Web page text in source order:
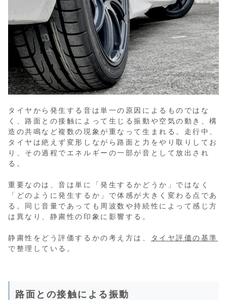
タイヤから発生する音は単一の原因によるものではな
く、路面との接触によって生じる振動や空気の動き、構
造の共鳴など複数の現象が重なって生まれる。走行中、
タイヤは絶えず変形しながら路面と力をやり取りしてお
り、その過程でエネルギーの一部が音として放出され
る。
重要なのは、音は単に「発生するかどうか」ではなく
「どのように発生するか」で体感が大きく変わる点であ
る。同じ音量であっても周波数や持続性によって感じ方
は異なり、静粛性の印象に影響する。
静粛性をどう評価するかの考え方は、
タイヤ評価の基準
で整理している。
路面との接触による振動